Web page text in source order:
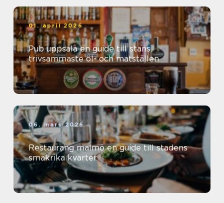
01. april 2026
Pub uppsala en guide till stans
trivsammaste öl- och matställen
06. mars 2026
Restaurang malmö en guide till stadens
smakrika kvarter